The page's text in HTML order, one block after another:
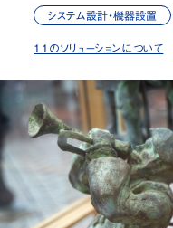
組織図
乃村工藝社グループ
ニュース
採用
パートナー
お問い合わせ
JP
システム設計・機器設置
11のソリューションについて